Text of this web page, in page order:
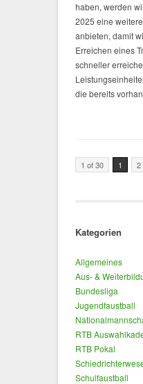
haben, werden
2025 eine
anbieten, damit
Erreichen eines
schneller
die bereits
1 of 30 1 2
Kategorien
Allgemeines
Aus- &
Bundesliga
Jugendfaustball
RTB
RTB Pokal
Schulfaustball